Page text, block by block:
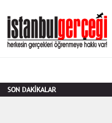
SON DAKİKALAR